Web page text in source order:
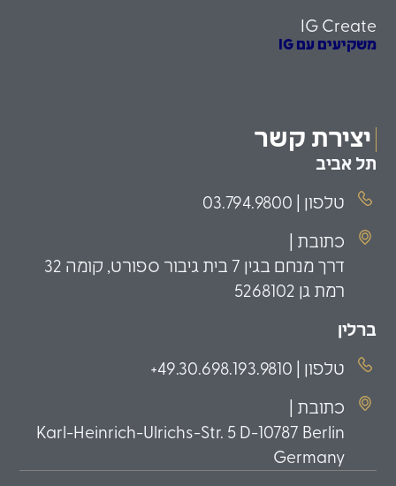
IG Create
משקיעים עם IG
יצירת קשר
תל אביב
טלפון | 03.794.9800
כתובת |
דרך מנחם בגין 7 בית גיבור ספורט, קומה 32
רמת גן 5268102
ברלין
טלפון | 49.30.698.193.9810+
כתובת |
Karl-Heinrich-Ulrichs-Str. 5 D-10787 Berlin
Germany